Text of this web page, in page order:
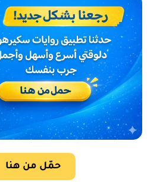
حمّل من هنا